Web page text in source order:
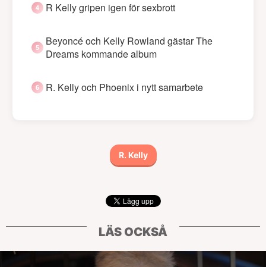
R Kelly gripen igen för sexbrott
Beyoncé och Kelly Rowland gästar The
Dreams kommande album
R. Kelly och Phoenix i nytt samarbete
R. Kelly
LÄS OCKSÅ